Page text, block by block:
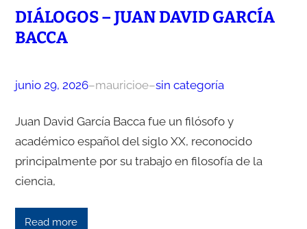
DIÁLOGOS – JUAN DAVID GARCÍA
BACCA
junio 29, 2026–mauricioe–sin categoría
Juan David García Bacca fue un filósofo y
académico español del siglo XX, reconocido
principalmente por su trabajo en filosofía de la
ciencia,
Read more